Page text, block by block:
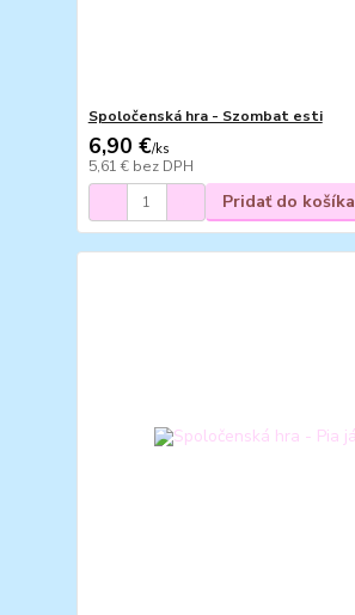
Spoločenská hra - Szombat esti
6,90 €/ks
5,61 € bez DPH
Pridať do košíka